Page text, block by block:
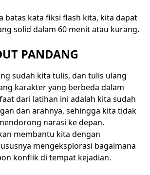
batas kata fiksi flash kita, kita dapat
solid dalam 60 menit atau kurang.
PANDANG
sudah kita tulis, dan tulis ulang
karakter yang berbeda dalam
dari latihan ini adalah kita sudah
dan arahnya, sehingga kita tidak
narasi ke depan.
membantu kita dengan
mengeksplorasi bagaimana
konflik di tempat kejadian.